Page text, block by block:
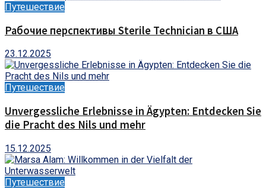
Путешествие
Рабочие перспективы Sterile Technician в США
23.12.2025
Путешествие
Unvergessliche Erlebnisse in Ägypten: Entdecken Sie
die Pracht des Nils und mehr
15.12.2025
Путешествие